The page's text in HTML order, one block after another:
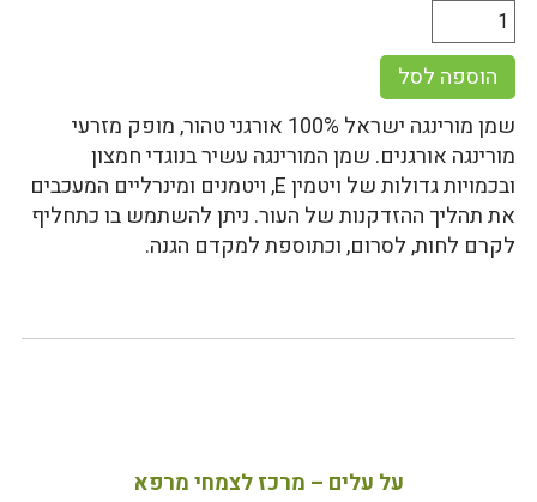
הוספה לסל
שמן מורינגה ישראל 100% אורגני טהור, מופק מזרעי
מורינגה אורגנים. שמן המורינגה עשיר בנוגדי חמצון
ובכמויות גדולות של ויטמין E, ויטמנים ומינרליים המעכבים
את תהליך ההזדקנות של העור. ניתן להשתמש בו כתחליף
לקרם לחות, לסרום, וכתוספת למקדם הגנה.
על עלים – מרכז לצמחי מרפא